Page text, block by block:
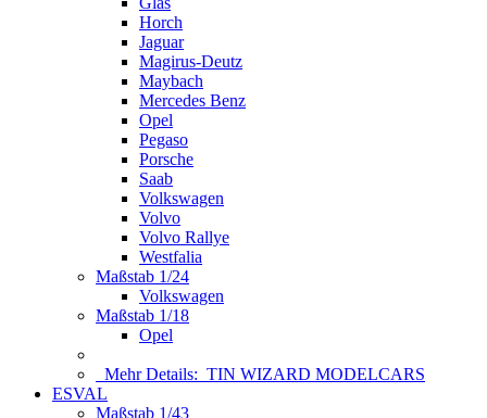
Horch
Jaguar
Magirus-Deutz
Maybach
Mercedes Benz
Opel
Pegaso
Porsche
Saab
Volkswagen
Volvo
Volvo Rallye
Westfalia
Maßstab 1/24
Volkswagen
Maßstab 1/18
Opel
Mehr Details: TIN WIZARD MODELCARS
ESVAL
Maßstab 1/43